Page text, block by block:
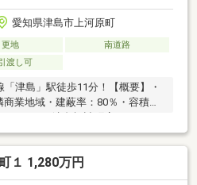
愛知県津島市上河原町
更地
南道路
渡し可
「津島」駅徒歩11分！【概要】・
業地域・建蔽率：80％・容積
ラッグスギヤマ津島北店ま
ィール津島店まで・・・660ｍ
見学はお気軽にお問い合わせく
名古屋センター【０１２０－８
１ 1,280万円